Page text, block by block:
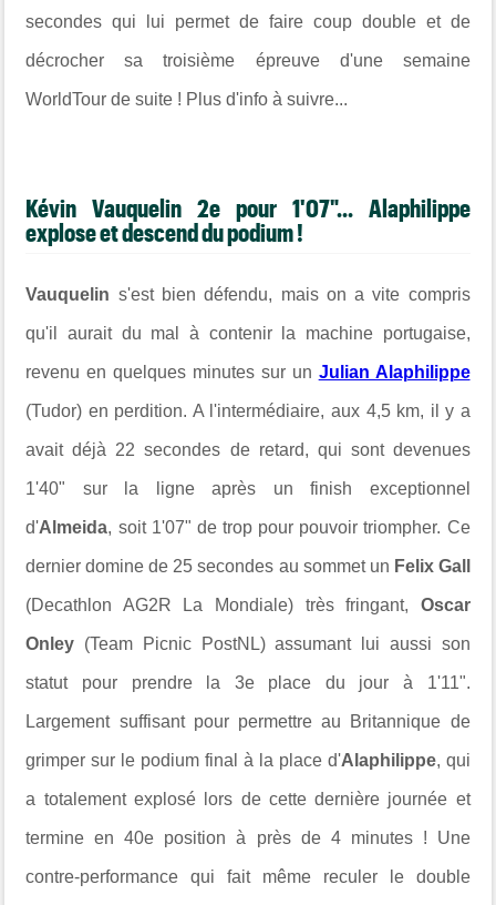
secondes qui lui permet de faire coup double et de
décrocher sa troisième épreuve d'une semaine
WorldTour de suite ! Plus d'info à suivre...
Kévin Vauquelin 2e pour 1'07"... Alaphilippe
explose et descend du podium !
Vauquelin s'est bien défendu, mais on a vite compris
qu'il aurait du mal à contenir la machine portugaise,
revenu en quelques minutes sur un Julian Alaphilippe
(Tudor) en perdition. A l'intermédiaire, aux 4,5 km, il y a
avait déjà 22 secondes de retard, qui sont devenues
1'40" sur la ligne après un finish exceptionnel
d'Almeida, soit 1'07" de trop pour pouvoir triompher. Ce
dernier domine de 25 secondes au sommet un Felix Gall
(Decathlon AG2R La Mondiale) très fringant, Oscar
Onley (Team Picnic PostNL) assumant lui aussi son
statut pour prendre la 3e place du jour à 1'11".
Largement suffisant pour permettre au Britannique de
grimper sur le podium final à la place d'Alaphilippe, qui
a totalement explosé lors de cette dernière journée et
termine en 40e position à près de 4 minutes ! Une
contre-performance qui fait même reculer le double